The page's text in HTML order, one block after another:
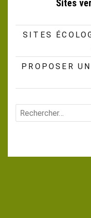
Sites
SITES
PROPOSER
Rechercher :